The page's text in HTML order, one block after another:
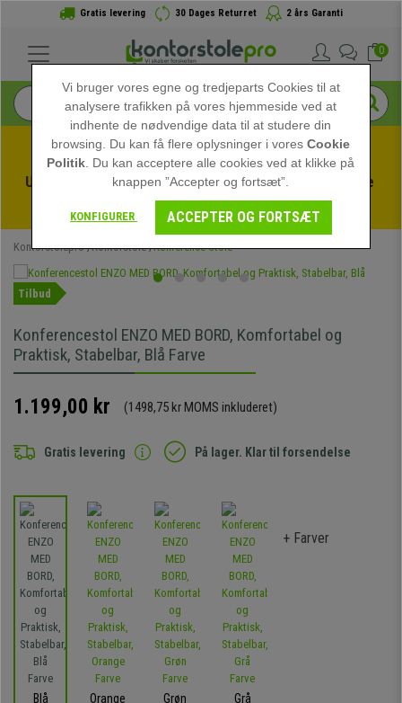
Gratis levering 30 Dages Returret 2 års Garanti
0
Udnyt sommerudsalget hos kontorstolepro! Eksklusive
rabatter i en begrænset periode - Se tilbuddet
Kontorstolepro Kontorstole Konference Stole
Tilbud
Konferencestol ENZO MED BORD, Komfortabel og
Praktisk, Stabelbar, Blå Farve
1.199,00 kr (1498,75 kr MOMS inkluderet)
Gratis levering På lager. Klar til forsendelse
Blå Orange Grøn Grå
+ Farver
Vi bruger vores egne og tredjeparts Cookies til at
analysere trafikken på vores hjemmeside ved at
indhente de nødvendige data til at studere din
browsing. Du kan få flere oplysninger i voresCookie
Politik . Du kan acceptere alle cookies ved at klikke på
knappen ”Accepter og fortsæt”.
KONFIGURER ACCEPTER OG FORTSÆT